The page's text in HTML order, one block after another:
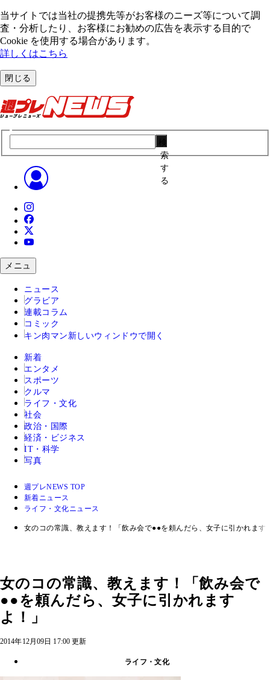
当サイトでは当社の提携先等がお客様のニーズ等について調
査・分析したり、お客様にお勧めの広告を表⽰する⽬的で
Cookie を使⽤する場合があります。
詳しくはこちら
閉じる
索
す
る
メニュ
ニュース
グラビア
連載コラム
コミック
キン肉マン 新しいウィンドウで開く
新着
エンタメ
スポーツ
クルマ
ライフ・文化
社会
政治・国際
経済・ビジネス
IT・科学
写真
週プレNEWS TOP
新着ニュース
ライフ・文化ニュース
女のコの常識、教えます！「飲み会で●●を頼んだら、女子に引かれます
女のコの常識、教えます！「飲み会で
●●を頼んだら、女子に引かれます
よ！」
2014年12月09日 17:00 更新
ライフ・文化